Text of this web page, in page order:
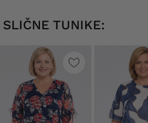
SLIČNE TUNIKE: